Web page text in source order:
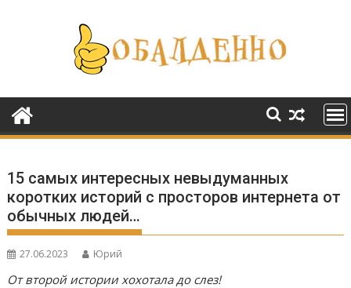
содержимому
15 самых интересных невыдуманных
коротких историй с просторов интернета от
обычных людей…
27.06.2023 Юрий
От второй истории хохотала до слез!